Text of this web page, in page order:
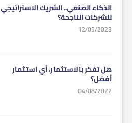
الذكاء الصنعي.. الشريك الاستراتيجي
للشركات الناجحة؟
12/05/2023
هل تفكر بالاستثمار، أي استثمار
أفضل؟
04/08/2022